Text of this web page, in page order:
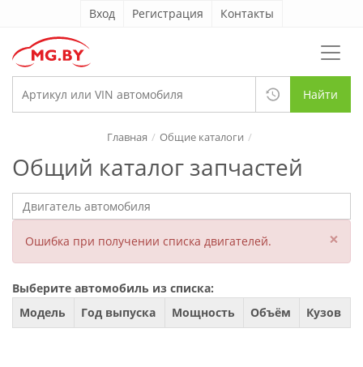
Вход Регистрация Контакты
Найти
Общий каталог запчастей
Главная Общие каталоги
Ошибка при получении списка двигателей. ×
Выберите автомобиль из списка:
Модель
Год выпуска Мощность Объём Кузов